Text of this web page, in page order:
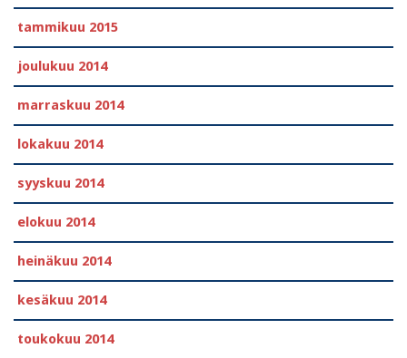
tammikuu 2015
joulukuu 2014
marraskuu 2014
lokakuu 2014
syyskuu 2014
elokuu 2014
heinäkuu 2014
kesäkuu 2014
toukokuu 2014